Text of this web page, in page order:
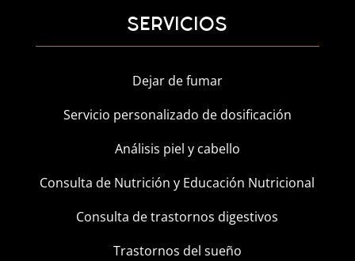
SERVICIOS
Dejar de fumar
Servicio personalizado de dosificación
Análisis piel y cabello
Consulta de Nutrición y Educación Nutricional
Consulta de trastornos digestivos
Trastornos del sueño